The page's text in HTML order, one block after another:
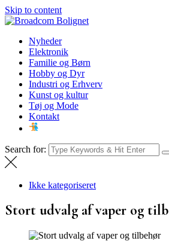
Skip to content
Broadcom Bolignet
NyhederNyheder
Elektronik
Familie og Børn
Hobby og Dyr
Industri og Erhverv
Kunst og kultur
Tøj og Mode
Kontakt
Search for:
Ikke kategoriseret
Stort udvalg af vaper og